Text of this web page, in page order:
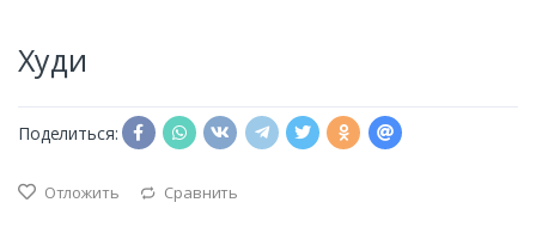
Худи
Поделиться:
Отложить Сравнить